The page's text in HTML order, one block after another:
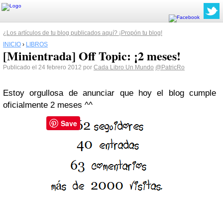
¿Los artículos de tu blog publicados aquí? ¡Propón tu blog!
INICIO › LIBROS
[Minientrada] Off Topic: ¡2 meses!
Publicado el 24 febrero 2012 por Cada Libro Un Mundo @PatricRo
Estoy orgullosa de anunciar que hoy el blog cumple
oficialmente 2 meses ^^
Save